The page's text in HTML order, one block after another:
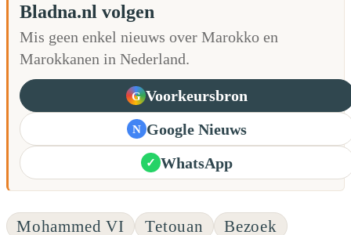
Bladna.nl volgen
Mis geen enkel nieuws over Marokko en
Marokkanen in Nederland.
G Voorkeursbron
N Google Nieuws
✓ WhatsApp
Mohammed VI Tetouan
Bezoek